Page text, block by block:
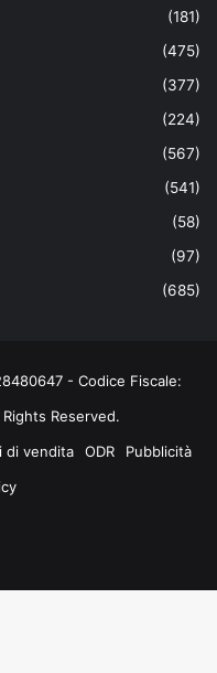
(181)
(475)
(377)
(224)
(567)
(541)
(58)
(97)
(685)
- Codice Fiscale:
Reserved.
di vendita ODR
Pubblicità
Tube